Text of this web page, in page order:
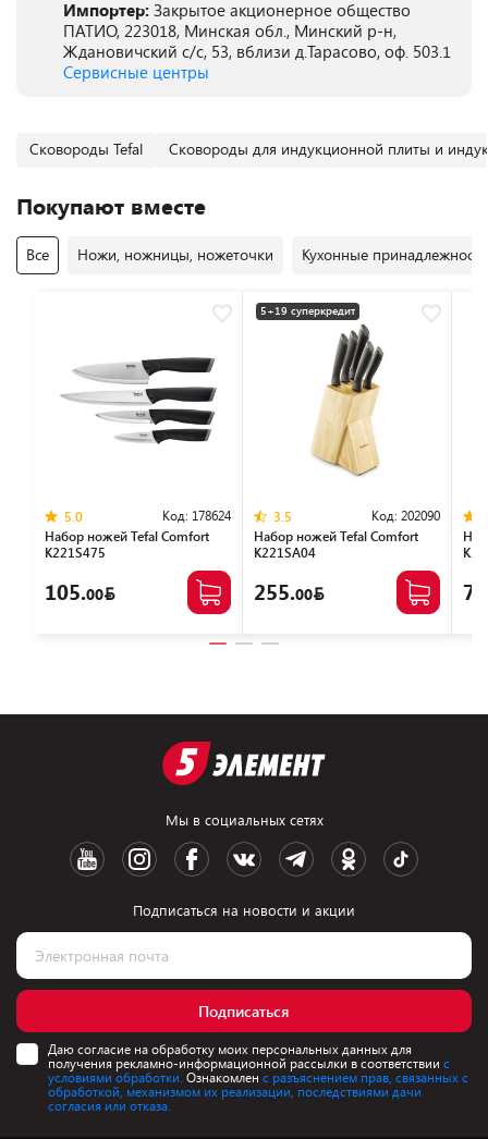
Импортер: Закрытое акционерное общество
ПАТИО, 223018, Минская обл., Минский р-н,
Ждановичский с/с, 53, вблизи д.Тарасово, оф. 503.1
Сервисные центры
Сковороды Tefal Сковороды для индукционной плиты и
Покупают вместе
Все Ножи, ножницы, ножеточки Кухонные принадлежности
5.0 Код: 178624
Набор ножей Tefal Сomfort
K221S475
105.00
5+19 суперкредит
3.5 Код: 202090
Набор ножей Tefal Comfort
K221SA04
255.00
Мы в социальных сетях
Подписаться на новости и акции
Подписаться
Даю согласие на обработку моих персональных данных для
получения рекламно-информационной рассылки в соответствии с
условиями обработки. Ознакомлен с разъяснением прав, связанных с
обработкой, механизмом их реализации, последствиями дачи
согласия или отказа.